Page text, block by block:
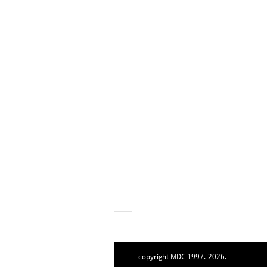
copyright MDC 1997.-2026.